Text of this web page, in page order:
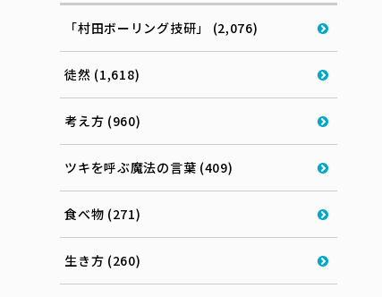
「村田ボーリング技研」 (2,076)
徒然 (1,618)
考え方 (960)
ツキを呼ぶ魔法の言葉 (409)
食べ物 (271)
生き方 (260)